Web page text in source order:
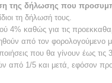
της δήλωσης που
τη δήλωσή τους.
4% καθώς για τις
από τον φορολογούμενο
που θα γίνουν έως τις
από 1/5 και μετά, εφόσον